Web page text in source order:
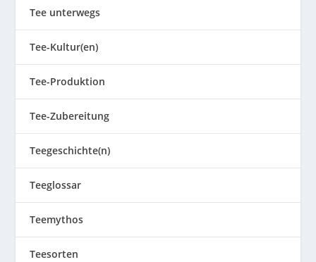
Tee unterwegs
Tee-Kultur(en)
Tee-Produktion
Tee-Zubereitung
Teegeschichte(n)
Teeglossar
Teemythos
Teesorten